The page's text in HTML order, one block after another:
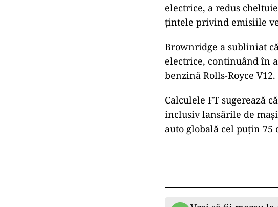
electrice, a redus
țintele privind emisiile
Brownridge a subliniat
electrice, continuând în
benzină Rolls-Royce V12.
Calculele FT sugerează
inclusiv lansările de
auto globală cel puțin